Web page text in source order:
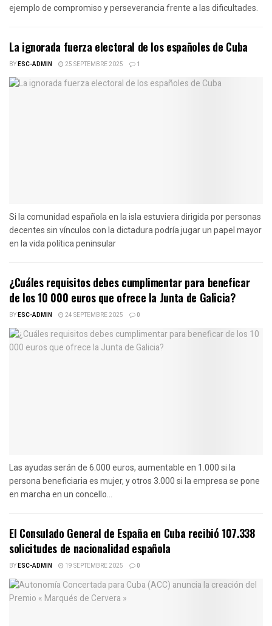
ejemplo de compromiso y perseverancia frente a las dificultades.
La ignorada fuerza electoral de los españoles de Cuba
BYESC-ADMIN 25 SEPTEMBRE 2025 1
Si la comunidad española en la isla estuviera dirigida por personas
decentes sin vínculos con la dictadura podría jugar un papel mayor
en la vida política peninsular
¿Cuáles requisitos debes cumplimentar para beneficar
de los 10 000 euros que ofrece la Junta de Galicia?
BYESC-ADMIN 24 SEPTEMBRE 2025 0
Las ayudas serán de 6.000 euros, aumentable en 1.000 si la
persona beneficiaria es mujer, y otros 3.000 si la empresa se pone
en marcha en un concello...
El Consulado General de España en Cuba recibió 107.338
solicitudes de nacionalidad española
BYESC-ADMIN 19 SEPTEMBRE 2025 0